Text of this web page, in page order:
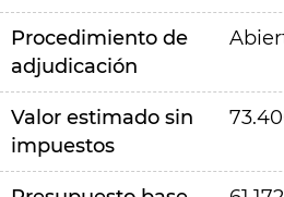
Procedimiento de
adjudicación
Valor estimado sin
impuestos